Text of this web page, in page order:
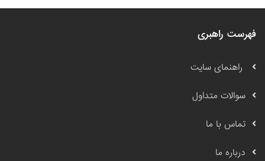
فهرست راهبری
راهنمای سایت
سوالات متداول
تماس با ما
درباره ما